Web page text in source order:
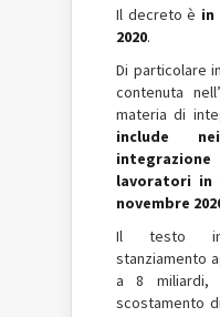
Il decreto è in
2020.
Di particolare
contenuta
materia di
include
lavoratori in
novembre
Il testo
stanziamento
a 8 miliardi,
scostamento